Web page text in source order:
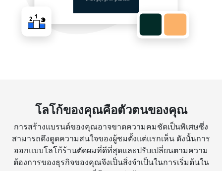
โลโก้ของคุณคือตัวตนของคุณ
การสร้างแบรนด์ของคุณอาจขาดความคมชัดเป็นพิเศษซึ่ง
สามารถดึงดูดความสนใจของผู้ชมตั้งแต่แรกเห็น ดังนั้นการ
ออกแบบโลโก้ร้านตัดผมที่ดีที่สุดและปรับเปลี่ยนตามความ
ต้องการของธุรกิจของคุณจึงเป็นสิ่งจำเป็นในการเริ่มต้นใน